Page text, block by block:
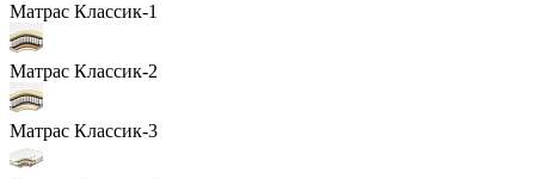
Матрас Классик-1
Матрас Классик-2
Матрас Классик-3